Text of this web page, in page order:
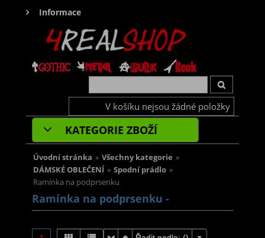
Informace
V košíku nejsou žádné položky
KATEGORIE ZBOŽÍ
Úvodní stránka » Všechny kategorie »
DÁMSKÉ OBLEČENÍ » Spodní prádlo »
Ramínka na podprsenku
Ramínka na podprsenku -